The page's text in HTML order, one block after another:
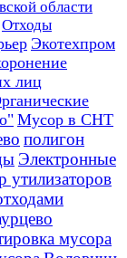
области
Отходы
Экотехпром
лиц
Мусор в СНТ
полигон
Электронные
утилизаторов
мусора